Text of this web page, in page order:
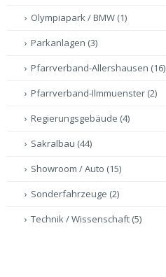
Olympiapark / BMW (1)
Parkanlagen (3)
Pfarrverband-Allershausen (16)
Pfarrverband-Ilmmuenster (2)
Regierungsgebäude (4)
Sakralbau (44)
Showroom / Auto (15)
Sonderfahrzeuge (2)
Technik / Wissenschaft (5)